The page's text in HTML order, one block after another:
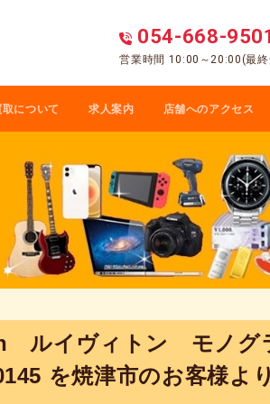
054-668-9501
営業時間 10:00～20:00(最終
取について 求人案内 店舗へのアクセス
ルイヴィトン モノグ
を焼津市のお客様よ